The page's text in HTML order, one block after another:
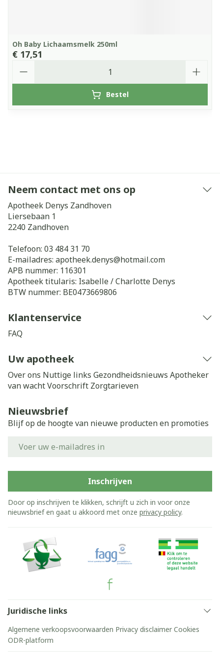
Oh Baby Lichaamsmelk 250ml
€ 17,51
Bestel
Neem contact met ons op
Apotheek Denys Zandhoven
Liersebaan 1
2240 Zandhoven
Telefoon: 03 484 31 70
E-mailadres: apotheek.denys@hotmail.com
APB nummer: 116301
Apotheek titularis: Isabelle / Charlotte Denys
BTW nummer: BE0473669806
Klantenservice
FAQ
Uw apotheek
Over ons Nuttige links Gezondheidsnieuws Apotheker
van wachtVoorschrift Zorgtarieven
Nieuwsbrief
Blijf op de hoogte van nieuwe producten en promoties
Inschrijven
Door op inschrijven te klikken, schrijft u zich in voor onze
nieuwsbrief en gaat u akkoord met onze privacy policy.
Juridische links
Algemene verkoopsvoorwaarden Privacy disclaimer Cookies
ODR-platform